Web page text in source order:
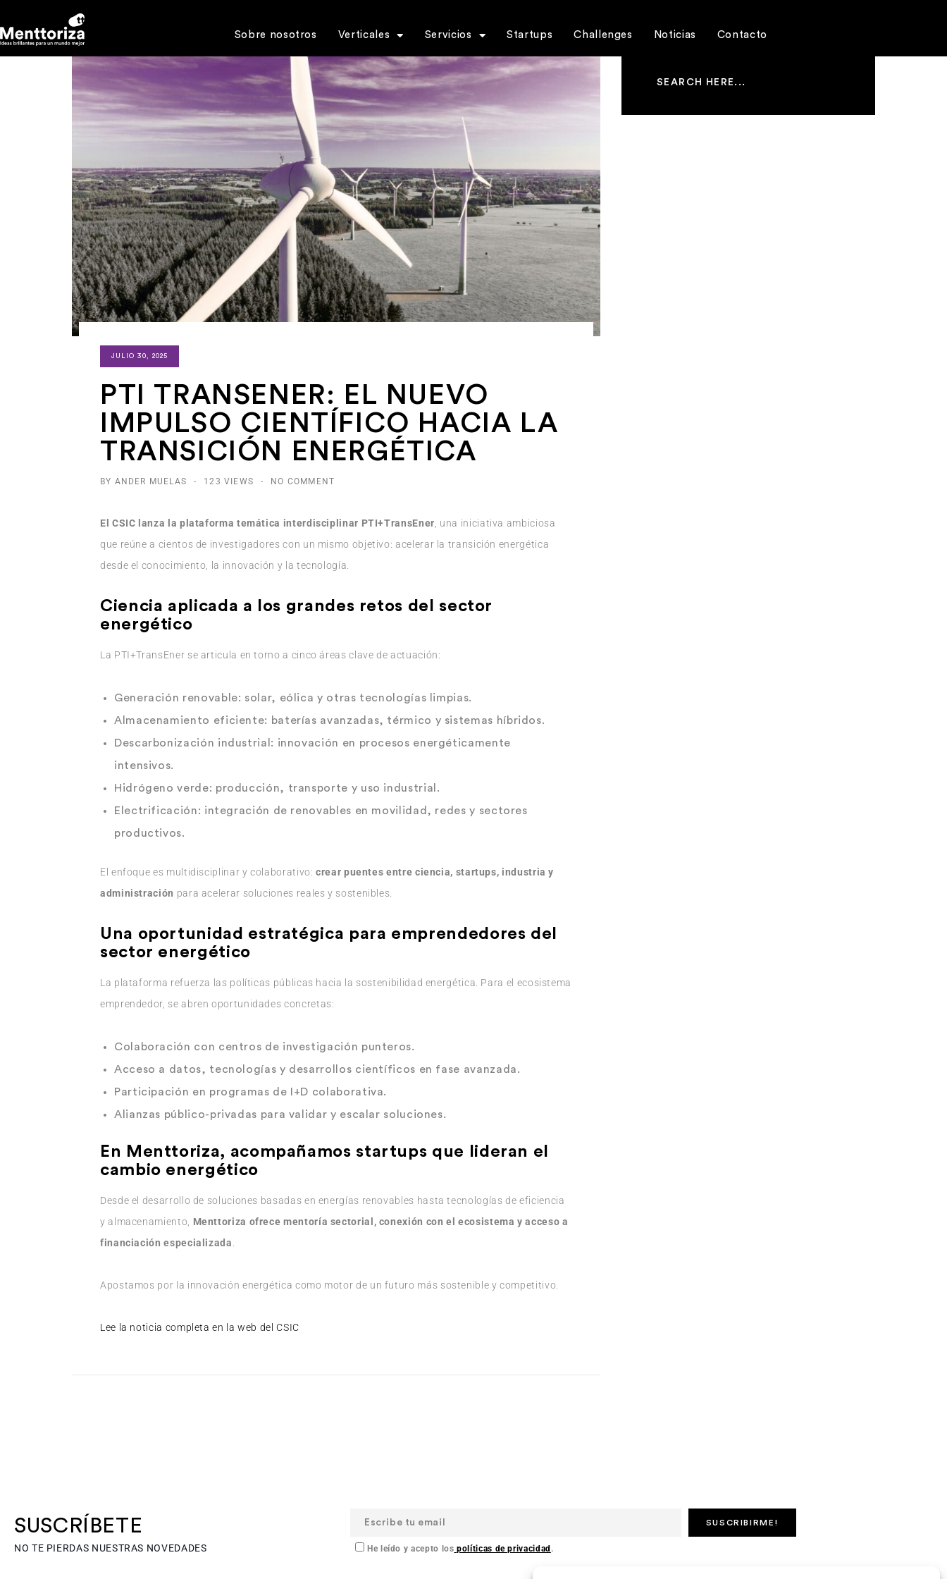
Sobre nosotros Verticales Servicios Startups Challenges Noticias Contacto
JULIO 30, 2025
PTI TRANSENER: EL NUEVO
IMPULSO CIENTÍFICO HACIA LA
TRANSICIÓN ENERGÉTICA
BY ANDER MUELAS - 123 VIEWS - NO COMMENT
El CSIC lanza la plataforma temática interdisciplinar PTI+TransEner , una iniciativa ambiciosa
que reúne a cientos de investigadores con un mismo objetivo: acelerar la transición energética
desde el conocimiento, la innovación y la tecnología.
Ciencia aplicada a los grandes retos del sector
energético
La PTI+TransEner se articula en torno a cinco áreas clave de actuación:
Generación renovable: solar, eólica y otras tecnologías limpias.
Almacenamiento eficiente: baterías avanzadas, térmico y sistemas híbridos.
Descarbonización industrial : innovación en procesos energéticamente
intensivos.
Hidrógeno verde: producción, transporte y uso industrial.
Electrificación: integración de renovables en movilidad, redes y sectores
productivos.
El enfoque es multidisciplinar y colaborativo:crear puentes entre ciencia, startups, industria y
administración para acelerar soluciones reales y sostenibles.
Una oportunidad estratégica para emprendedores del
sector energético
La plataforma refuerza las políticas públicas hacia la sostenibilidad energética. Para el ecosistema
emprendedor, se abren oportunidades concretas:
Colaboración con centros de investigación punteros.
Acceso a datos, tecnologías y desarrollos científicos en fase avanzada.
Participación en programas de I+D colaborativa.
Alianzas público-privadas para validar y escalar soluciones.
En Menttoriza, acompañamos startups que lideran el
cambio energético
Desde el desarrollo de soluciones basadas en energías renovables hasta tecnologías de eficiencia
y almacenamiento, Menttoriza ofrece mentoría sectorial, conexión con el ecosistema y acceso a
financiación especializada
Apostamos por la innovación energética como motor de un futuro más sostenible y competitivo.
Lee la noticia completa en la web del CSIC
SUSCRÍBETE
NO TE PIERDAS NUESTRAS NOVEDADES He leído y acepto los políticas de privacidad .